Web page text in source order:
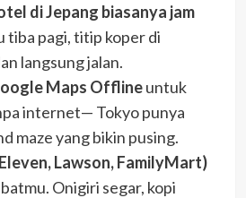
di Jepang biasanya jam
tiba pagi, titip koper di
langsung jalan.
Maps Offlineuntuk
internet— Tokyo punya
maze yang bikin pusing.
Lawson, FamilyMart)
Onigiri segar, kopi